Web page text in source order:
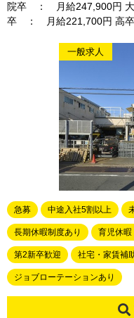
院卒 ： 月給247,900円
卒 ： 月給221,700円 高
一般求人
急募 中途入社5割以上
長期休暇制度あり 育児休暇
第2新卒歓迎 社宅・家賃補
ジョブローテーションあり